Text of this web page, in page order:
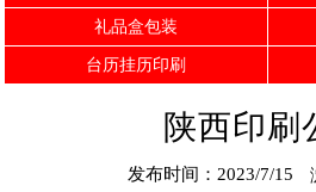
礼品盒包装
台历挂历印刷
陕西印刷
发布时间：2023/7/15